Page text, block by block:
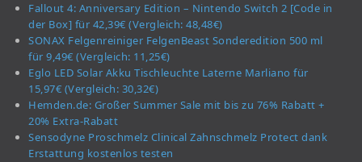
Fallout 4: Anniversary Edition – Nintendo Switch 2 [Code in
der Box] für 42,39€ (Vergleich: 48,48€)
SONAX Felgenreiniger FelgenBeast Sonderedition 500 ml
für 9,49€ (Vergleich: 11,25€)
Eglo LED Solar Akku Tischleuchte Laterne Marliano für
15,97€ (Vergleich: 30,32€)
Hemden.de: Großer Summer Sale mit bis zu 76% Rabatt +
20% Extra-Rabatt
Sensodyne Proschmelz Clinical Zahnschmelz Protect dank
Erstattung kostenlos testen